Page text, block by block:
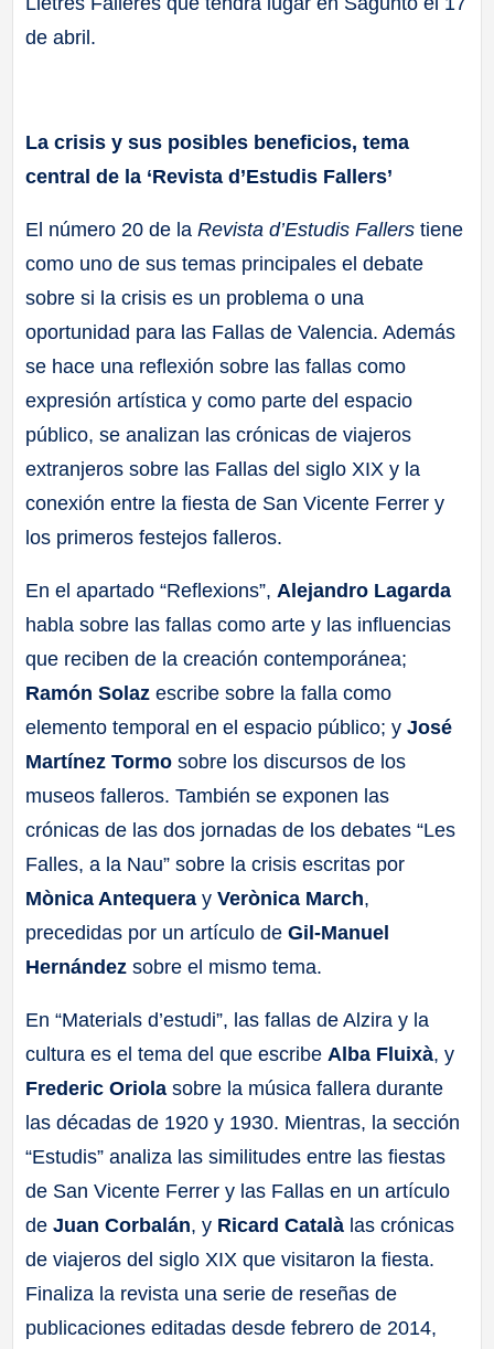
de abril.
La crisis y sus posibles beneficios, tema
central de la ‘Revista d’Estudis Fallers’
El número 20 de laRevista d’Estudis Fallers tiene
como uno de sus temas principales el debate
sobre si la crisis es un problema o una
oportunidad para las Fallas de Valencia. Además
se hace una reflexión sobre las fallas como
expresión artística y como parte del espacio
público, se analizan las crónicas de viajeros
extranjeros sobre las Fallas del siglo XIX y la
conexión entre la fiesta de San Vicente Ferrer y
los primeros festejos falleros.
En el apartado “Reflexions”,Alejandro Lagarda
habla sobre las fallas como arte y las influencias
que reciben de la creación contemporánea;
Ramón Solaz escribe sobre la falla como
elemento temporal en el espacio público; y José
Martínez Tormo sobre los discursos de los
museos falleros. También se exponen las
crónicas de las dos jornadas de los debates “Les
Falles, a la Nau” sobre la crisis escritas por
Mònica Antequera yVerònica March,
precedidas por un artículo deGil-Manuel
Hernández sobre el mismo tema.
En “Materials d’estudi”, las fallas de Alzira y la
cultura es el tema del que escribe Alba Fluixà, y
Frederic Oriola sobre la música fallera durante
las décadas de 1920 y 1930. Mientras, la sección
“Estudis” analiza las similitudes entre las fiestas
de San Vicente Ferrer y las Fallas en un artículo
deJuan Corbalán, y Ricard Català las crónicas
de viajeros del siglo XIX que visitaron la fiesta.
Finaliza la revista una serie de reseñas de
publicaciones editadas desde febrero de 2014,